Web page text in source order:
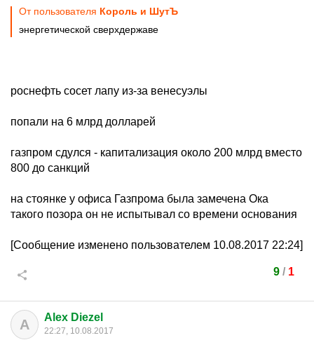
От пользователя Король и ШутЪ
энергетической сверхдержаве
роснефть сосет лапу из-за венесуэлы
попали на 6 млрд долларей
газпром сдулся - капитализация около 200 млрд вместо
800 до санкций
на стоянке у офиса Газпрома была замечена Ока
такого позора он не испытывал со времени основания
[Сообщение изменено пользователем 10.08.2017 22:24]
9/ 1
A Alex Diezel
22:27, 10.08.2017